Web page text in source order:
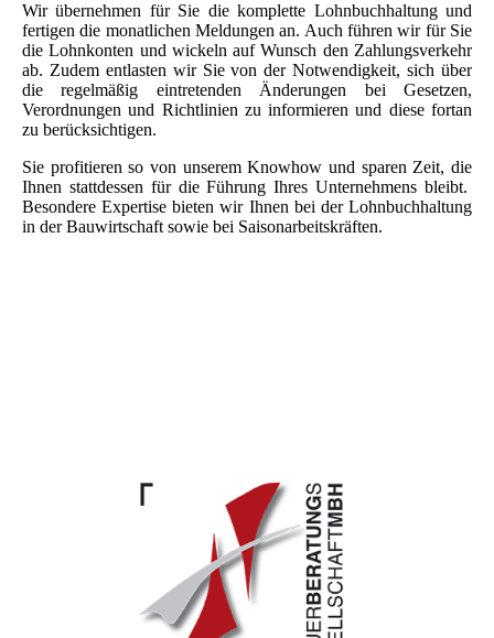
Wir übernehmen für Sie die komplette Lohnbuchhaltung und
fertigen die monatlichen Meldungen an. Auch führen wir für Sie
die Lohnkonten und wickeln auf Wunsch den Zahlungsverkehr
ab. Zudem entlasten wir Sie von der Notwendigkeit, sich über
die regelmäßig eintretenden Änderungen bei Gesetzen,
Verordnungen und Richtlinien zu informieren und diese fortan
zu berücksichtigen.
Sie profitieren so von unserem Knowhow und sparen Zeit, die
Ihnen stattdessen für die Führung Ihres Unternehmens bleibt.
Besondere Expertise bieten wir Ihnen bei der Lohnbuchhaltung
in der Bauwirtschaft sowie bei Saisonarbeitskräften.